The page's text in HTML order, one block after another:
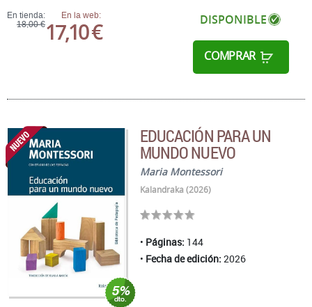
En tienda:
18,00 €
En la web:
17,10 € DISPONIBLE
COMPRAR
EDUCACIÓN PARA UN
MUNDO NUEVO
Maria Montessori
Kalandraka (2026)
Páginas: 144
Fecha de edición: 2026